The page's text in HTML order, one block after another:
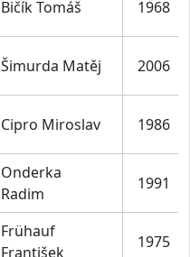
Bičík Tomáš 1968
Šimurda Matěj 2006
Cipro Miroslav 1986
Onderka
Radim
1991
Frühauf
František
1975